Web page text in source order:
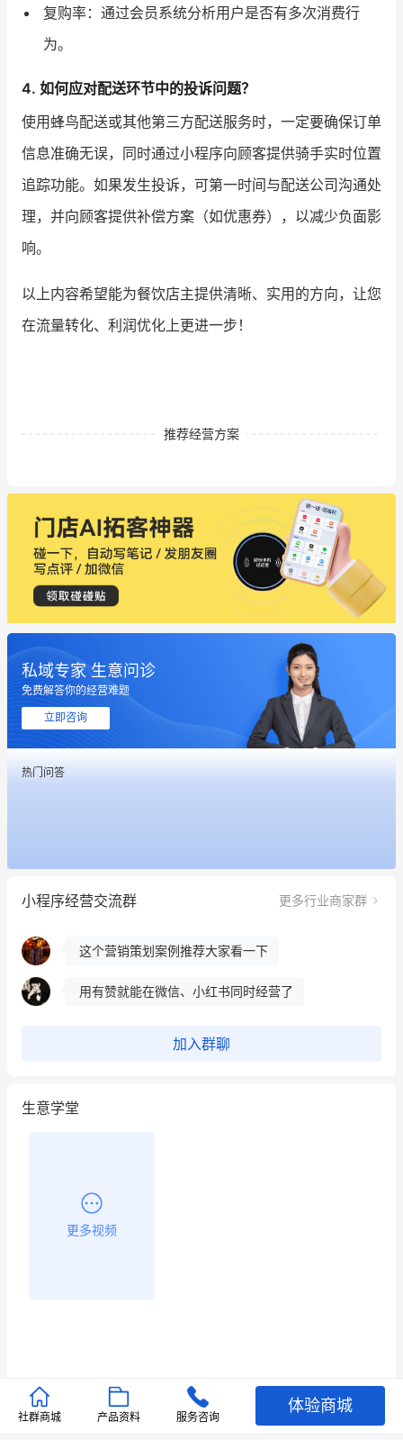
复购率：通过会员系统分析用户是否有多次消费行
为。
4. 如何应对配送环节中的投诉问题？
使用蜂鸟配送或其他第三方配送服务时，一定要确保订单
信息准确无误，同时通过小程序向顾客提供骑手实时位置
追踪功能。如果发生投诉，可第一时间与配送公司沟通处
理，并向顾客提供补偿方案（如优惠券），以减少负面影
响。
以上内容希望能为餐饮店主提供清晰、实用的方向，让您
在流量转化、利润优化上更进一步！
推荐经营方案
私域专家 生意问诊
免费解答你的经营难题
立即咨询
热门问答
小程序经营交流群 更多行业商家群
这个营销策划案例推荐大家看一下
昨晚的直播课程太好啦❤️
加入群聊
生意学堂
更多视频
推荐文章
社群商城 产品资料 服务咨询
体验商城